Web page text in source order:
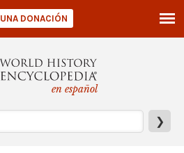
en español
❯
DONACIÓN